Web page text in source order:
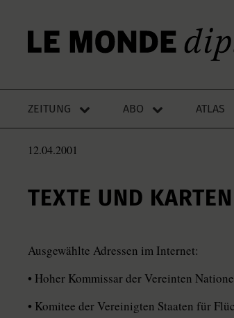
ZEITUNG ABO ATLAS
12.04.2001
TEXTE UND
Ausgewählte Adressen im Internet:
• Hoher Kommissar der Vereinten
• Komitee der Vereinigten Staaten für